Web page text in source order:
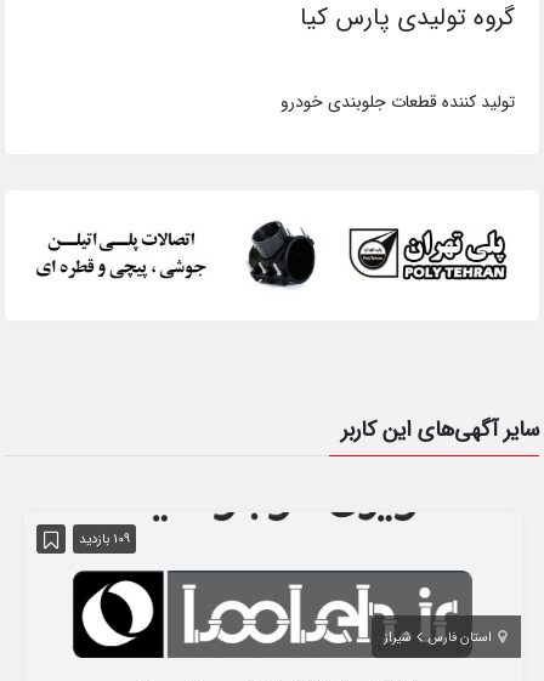
گروه تولیدی پارس کیا
تولید کننده قطعات جلوبندی خودرو
سایر آگهی‌های این کاربر
109 بازدید
استان فارس شیراز